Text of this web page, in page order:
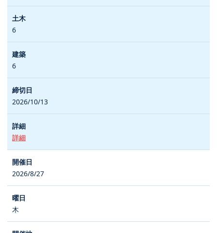
6
6
2026/10/13
詳細
2026/8/27
木